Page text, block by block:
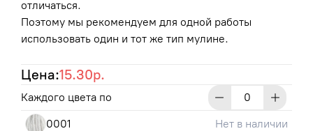
отличаться.
Поэтому мы рекомендуем для одной работы
использовать один и тот же тип мулине.
Цена:15.30р.
Каждого цвета по
0001
Нет в наличии